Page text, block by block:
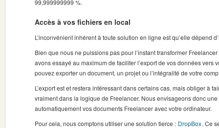
99,999999999 %.
Accès à vos fichiers en local
L’inconvénient inhérent à toute solution en ligne est qu’elle dépend
Bien que nous ne puissions pas pour l’instant transformer
avons essayé au maximum de faciliter l’export de vos données vers
pouvez exporter un document, un projet ou l’intégralité de votre
L’export est et restera intéressant dans certains cas, mais obliger à
vraiment dans la logique de Freelancer. Nous envisageons donc
automatiquement vos documents Freelancer avec votre ordinateur.
Pour cela, nous comptons utiliser une solution tierce : DropBox. Ce